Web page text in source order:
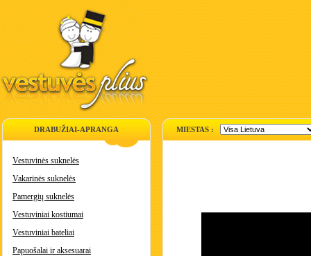
DRABUŽIAI-APRANGA
Vestuvinės suknelės
Vakarinės suknelės
Pamergių suknelės
Vestuviniai kostiumai
Vestuviniai bateliai
Papuošalai ir aksesuarai
MIESTAS :